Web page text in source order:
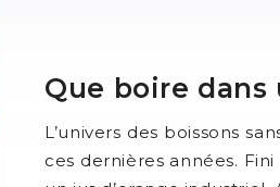
Que boire dans
L’univers des boissons
ces dernières années.